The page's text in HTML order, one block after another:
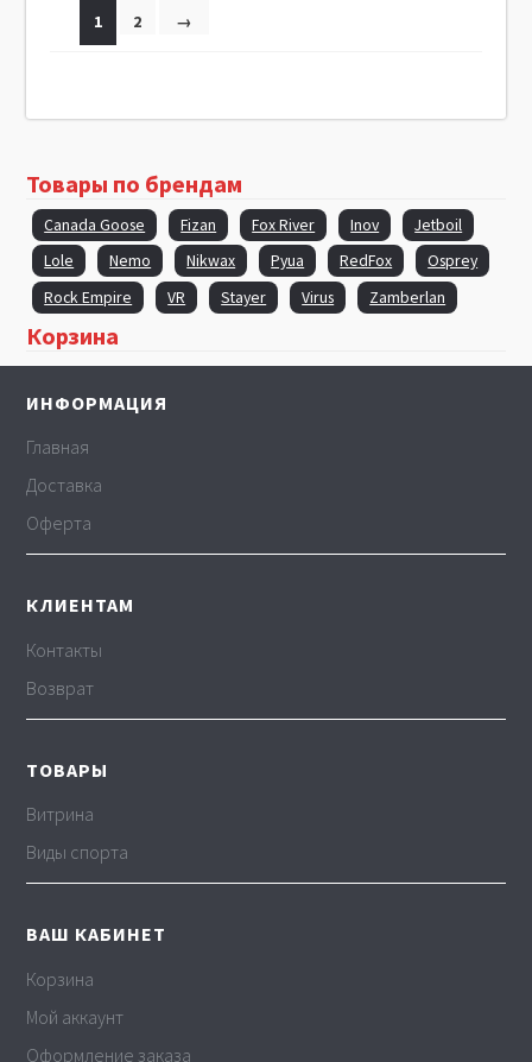
1 2 →
Товары по брендам
Canada Goose Fizan Fox River Inov
Jetboil
Lole
Nemo Nikwax Pyua RedFox
Osprey
Rock Empire
VR Stayer Virus Zamberlan
Корзина
ИНФОРМАЦИЯ
Главная
Доставка
Оферта
КЛИЕНТАМ
Контакты
Возврат
ТОВАРЫ
Витрина
Виды спорта
ВАШ КАБИНЕТ
Корзина
Мой аккаунт
Оформление заказа